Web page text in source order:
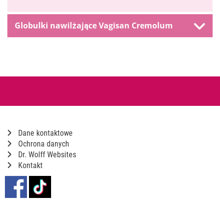
Globulki nawilżające Vagisan Cremolum
Dane kontaktowe
Ochrona danych
Dr. Wolff Websites
Kontakt